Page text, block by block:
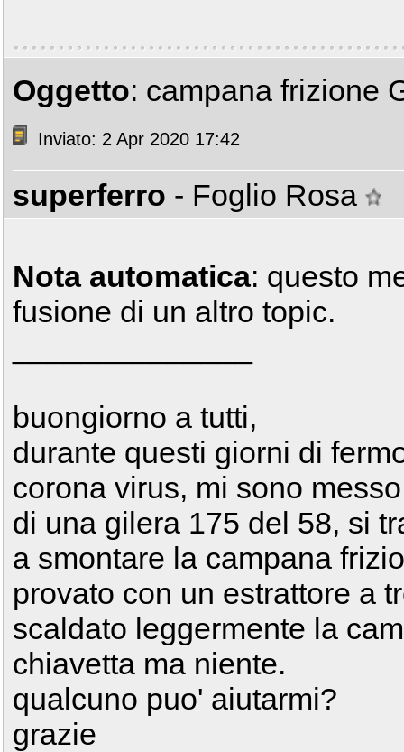
Oggetto: campana frizione
Inviato: 2 Apr 2020 17:42
superferro - Foglio Rosa
Nota automatica: questo
fusione di un altro topic.
buongiorno a tutti,
durante questi giorni di
corona virus, mi sono
di una gilera 175 del 58, si
a smontare la campana
provato con un estrattore a
scaldato leggermente la
chiavetta ma niente.
qualcuno puo' aiutarmi?
grazie